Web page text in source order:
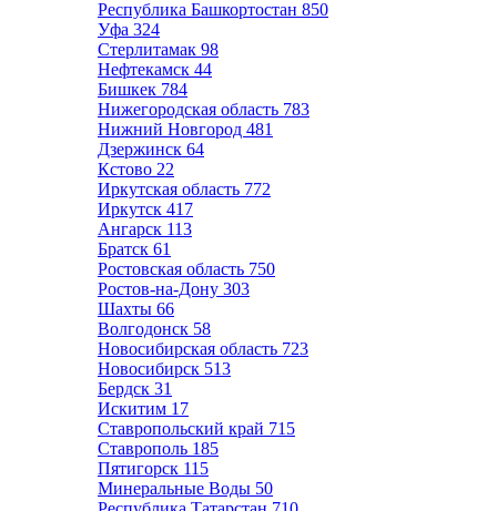
Республика Башкортостан 850
Уфа 324
Стерлитамак 98
Нефтекамск 44
Бишкек 784
Нижегородская область 783
Нижний Новгород 481
Дзержинск 64
Кстово 22
Иркутская область 772
Иркутск 417
Ангарск 113
Братск 61
Ростовская область 750
Ростов-на-Дону 303
Шахты 66
Волгодонск 58
Новосибирская область 723
Новосибирск 513
Бердск 31
Искитим 17
Ставропольский край 715
Ставрополь 185
Пятигорск 115
Минеральные Воды 50